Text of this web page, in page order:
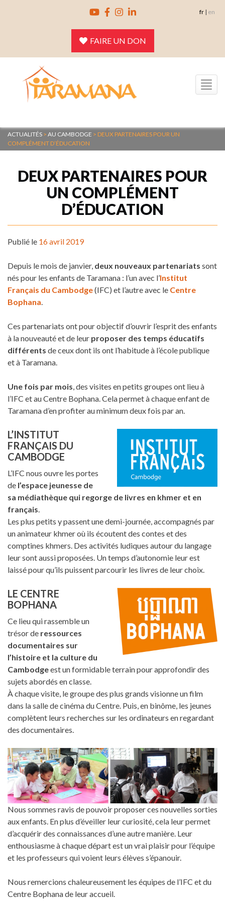
FAIRE UN DON
fr | en
Toggle
navigation
ACTUALITÉS > AU CAMBODGE > DEUX PARTENAIRES POUR UN
COMPLÉMENT D’ÉDUCATION
DEUX PARTENAIRES POUR
UN COMPLÉMENT
D’ÉDUCATION
Publié le 16 avril 2019
Depuis le mois de janvier, deux nouveaux partenariats sont
nés pour les enfants de Taramana : l’un avec l’Institut
Français du Cambodge(IFC) et l’autre avec le Centre
Bophana.
Ces partenariats ont pour objectif d’ouvrir l’esprit des enfants
à la nouveauté et de leur proposer des temps éducatifs
différents de ceux dont ils ont l’habitude à l’école publique
et à Taramana.
Une fois par mois, des visites en petits groupes ont lieu à
l’IFC et au Centre Bophana. Cela permet à chaque enfant de
Taramana d’en profiter au minimum deux fois par an.
L’INSTITUT
FRANÇAIS DU
CAMBODGE
L’IFC nous ouvre les portes
de l’espace jeunesse de
sa médiathèque qui regorge de livres en khmer et en
français.
Les plus petits y passent une demi-journée, accompagnés par
un animateur khmer où ils écoutent des contes et des
comptines khmers. Des activités ludiques autour du langage
leur sont aussi proposées. Un temps d’autonomie leur est
laissé pour qu’ils puissent parcourir les livres de leur choix.
LE CENTRE
BOPHANA
Ce lieu qui rassemble un
trésor de ressources
documentaires sur
l’histoire et la culture du
Cambodgeest un formidable terrain pour approfondir des
sujets abordés en classe.
À chaque visite, le groupe des plus grands visionne un film
dans la salle de cinéma du Centre. Puis, en binôme, les jeunes
complètent leurs recherches sur les ordinateurs en regardant
des documentaires.
Nous sommes ravis de pouvoir proposer ces nouvelles sorties
aux enfants. En plus d’éveiller leur curiosité, cela leur permet
d’acquérir des connaissances d’une autre manière. Leur
enthousiasme à chaque départ est un vrai plaisir pour l’équipe
et les professeurs qui voient leurs élèves s’épanouir.
Nous remercions chaleureusement les équipes de l’IFC et du
Centre Bophana de leur accueil.